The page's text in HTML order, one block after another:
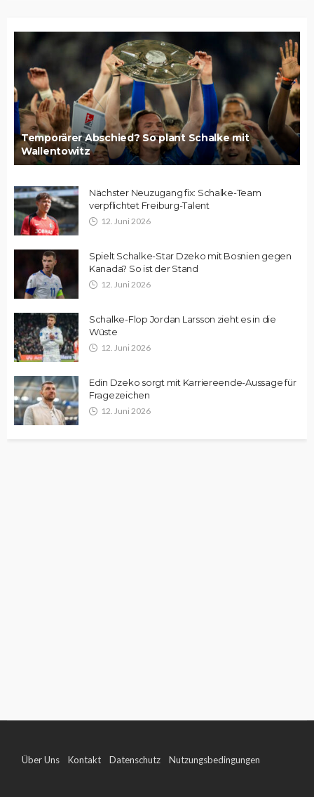
Temporärer Abschied? So plant Schalke mit
Wallentowitz
Nächster Neuzugang fix: Schalke-Team
verpflichtet Freiburg-Talent
12. Juni 2026
Spielt Schalke-Star Dzeko mit Bosnien gegen
Kanada? So ist der Stand
12. Juni 2026
Schalke-Flop Jordan Larsson zieht es in die
Wüste
12. Juni 2026
Edin Dzeko sorgt mit Karriereende-Aussage für
Fragezeichen
12. Juni 2026
Über Uns Kontakt Datenschutz Nutzungsbedingungen